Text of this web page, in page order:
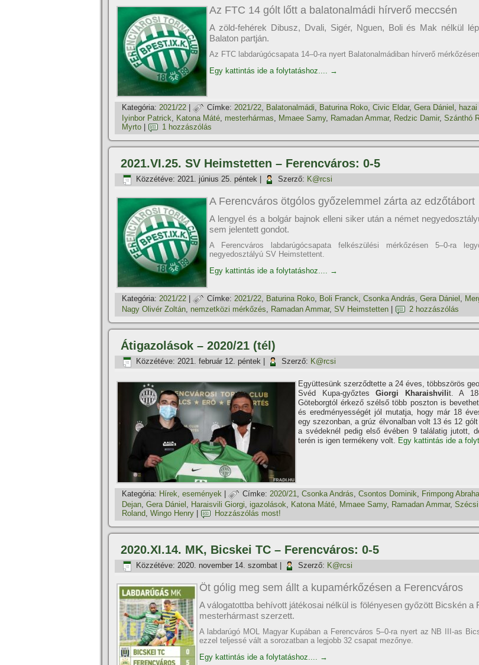
Az FTC 14 gólt lőtt a balatonalmádi hírverő meccsén
A zöld-fehérek Dibusz, Dvali, Sigér, Nguen, Boli és Mak nélkül
Balaton partján.
Az FTC labdarúgócsapata 14–0-ra nyert Balatonalmádiban hírverő
Egy kattintás ide a folytatáshoz.... →
Kategória: 2021/22 Címke: 2021/22, Balatonalmádi, Baturina Roko, Civic Eldar, Gera Dániel ,
Iyinbor Patrick, Katona Máté, mesterhármas, Mmaee Samy, Ramadan Ammar, Redzic Damir, Szánthó
Myrto
1 hozzászólás
2021.VI.25. SV Heimstetten – Ferencváros: 0-5
Közzétéve: 2021. június 25. péntek Szerző: K@rcsi
A Ferencváros ötgólos győzelemmel zárta az edzőtábort
A lengyel és a bolgár bajnok elleni siker után a német
sem jelentett gondot.
A Ferencváros labdarúgócsapata felkészülési mérkőzésen 5–0-ra
negyedosztályú SV Heimstettent.
Egy kattintás ide a folytatáshoz.... →
Kategória: 2021/22 Címke: 2021/22, Baturina Roko, Boli Franck, Csonka András, Gera Dániel ,
Nagy Olivér Zoltán, nemzetközi mérkőzés, Ramadan Ammar, SV Heimstetten 2 hozzászólás
Átigazolások – 2020/21 (tél)
Közzétéve: 2021. február 12. péntek Szerző: K@rcsi
Együttesünk szerződtette a 24 éves, többszörös
Svéd Kupa-győztes Giorgi Kharaishvilit. A
Göteborgtól érkező szélső több poszton is
és eredményességét jól mutatja, hogy már 18
egy szezonban, a grúz élvonalban volt 13 és 12
a svédeknél pedig első évében 9 találatig jutott,
terén is igen termékeny volt. Egy kattintás ide a
Kategória: Hí­rek, események Címke: 2020/21, Csonka András, Csontos Dominik, Frimpong
Dejan, Gera Dániel , Haraisvili Giorgi, igazolások, Katona Máté, Mmaee Samy, Ramadan Ammar,
Roland, Wingo Henry Hozzászólás most!
2020.XI.14. MK, Bicskei TC – Ferencváros: 0-5
Közzétéve: 2020. november 14. szombat Szerző: K@rcsi
Öt gólig meg sem állt a kupamérkőzésen a Ferencváros
A válogatottba behívott játékosai nélkül is fölényesen győzött Bicskén a
mesterhármast szerzett.
A labdarúgó MOL Magyar Kupában a Ferencváros 5–0-ra nyert az NB III-as
ezzel teljessé vált a sorozatban a legjobb 32 csapat mezőnye.
Egy kattintás ide a folytatáshoz.... →